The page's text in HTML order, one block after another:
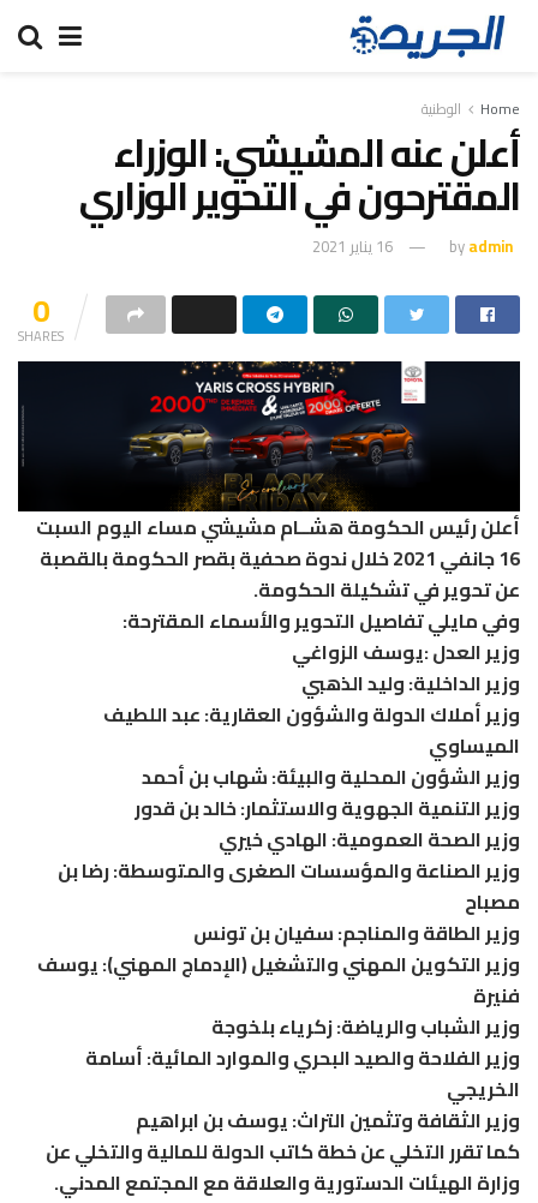
Home الوطنية
أعلن عنه المشيشي: الوزراء
المقترحون في التحوير الوزاري
byadmin 16 يناير 2021
0
SHARES
أعلن رئيس الحكومة هشــام مشيشي مساء اليوم السبت
16 جانفي 2021 خلال ندوة صحفية بقصر الحكومة بالقصبة
عن تحوير في تشكيلة الحكومة.
وفي مايلي تفاصيل التحوير والأسماء المقترحة:
وزير العدل :يوسف الزواغي
وزير الداخلية: وليد الذهبي
وزير أملاك الدولة والشؤون العقارية: عبد اللطيف
الميساوي
وزير الشؤون المحلية والبيئة: شهاب بن أحمد
وزير التنمية الجهوية والاستثمار: خالد بن قدور
وزير الصحة العمومية: الهادي خيري
وزير الصناعة والمؤسسات الصغرى والمتوسطة: رضا بن
مصباح
وزير الطاقة والمناجم: سفيان بن تونس
وزير التكوين المهني والتشغيل (الإدماج المهني): يوسف
فنيرة
وزير الشباب والرياضة: زكرياء بلخوجة
وزير الفلاحة والصيد البحري والموارد المائية: أسامة
الخريجي
وزير الثقافة وتثمين التراث: يوسف بن ابراهيم
كما تقرر التخلي عن خطة كاتب الدولة للمالية والتخلي عن
وزارة الهيئات الدستورية والعلاقة مع المجتمع المدني.